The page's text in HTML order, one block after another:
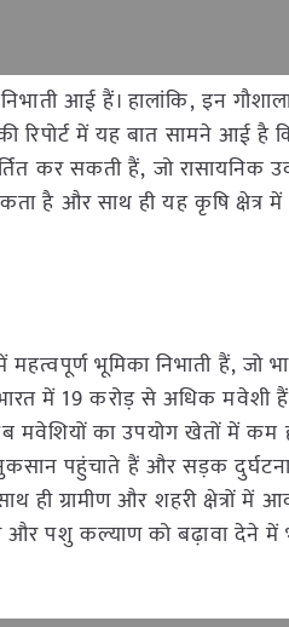
आई हैं। हालांकि, इन
रिपोर्ट में यह बात सामने आई है
कर सकती हैं, जो रासायनिक
है और साथ ही यह कृषि क्षेत्र
भूमिका निभाती हैं, जो
में 19 करोड़ से अधिक मवेशी
मवेशियों का उपयोग खेतों में कम
पहुंचाते हैं और सड़क
ग्रामीण और शहरी क्षेत्रों में
और पशु कल्याण को बढ़ावा देने में